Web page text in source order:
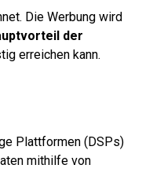
Die Werbung wird
der
erreichen kann.
Plattformen (DSPs)
mithilfe von